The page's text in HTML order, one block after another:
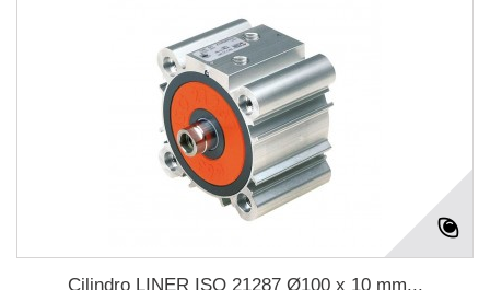
Cilindro LINER ISO 21287 Ø100 x 10 mm...